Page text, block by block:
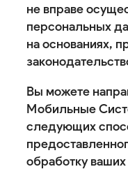
не вправе
персональных
на основаниях,
Вы можете
Мобильные
следующих
обработку